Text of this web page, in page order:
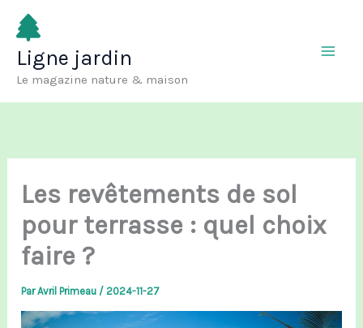
Aller
contenu
Ligne jardin
Le magazine nature & maison
Les revêtements de sol
pour terrasse : quel choix
faire ?
ParAvril Primeau /2024-11-27